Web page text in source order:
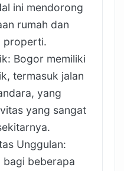
ini mendorong
rumah dan
properti.
Bogor memiliki
termasuk jalan
yang
yang sangat
Unggulan:
bagi beberapa